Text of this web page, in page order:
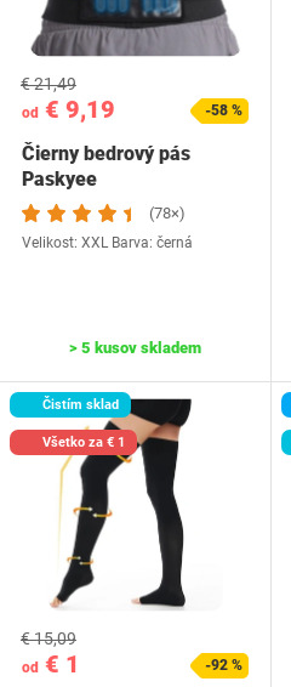
od € 9,19
€ 21,49
-58 %
Čierny bedrový pás
Paskyee
(78×)
Velikost: XXL Barva: černá
> 5 kusov skladem
Čistím sklad
Všetko za € 1
od € 1
€ 15,09
-92 %